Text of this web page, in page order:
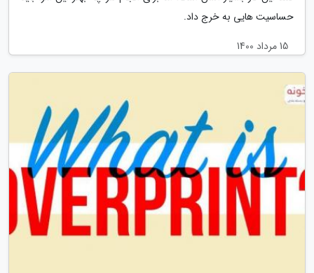
حساسیت هایی به خرج داد.
15 مرداد 1400